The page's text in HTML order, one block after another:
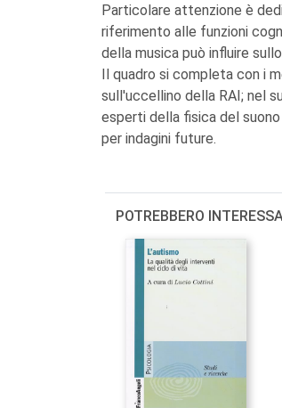
Particolare attenzione è
riferimento alle funzioni
della musica può influire
Il quadro si completa con i
sull'uccellino della RAI; nel
esperti della fisica del
per indagini future.
POTREBBERO